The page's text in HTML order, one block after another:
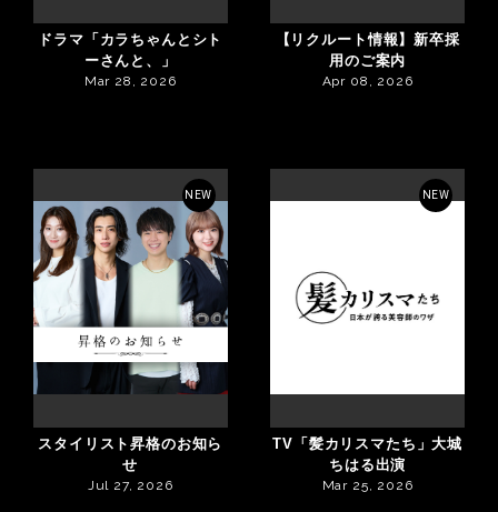
ドラマ「カラちゃんとシト
ーさんと、」
Mar 28, 2026
【リクルート情報】新卒採
用のご案内
Apr 08, 2026
NEW
スタイリスト昇格のお知ら
せ
Jul 27, 2026
NEW
TV「髪カリスマたち」大城
ちはる出演
Mar 25, 2026